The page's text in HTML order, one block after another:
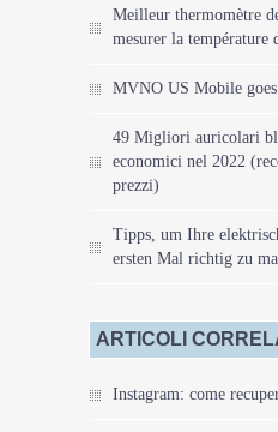
Meilleur thermomètre
mesurer la température
MVNO US Mobile
49 Migliori auricolari
economici nel 2022
prezzi)
Tipps, um Ihre
ersten Mal richtig zu
ARTICOLI
Instagram: come